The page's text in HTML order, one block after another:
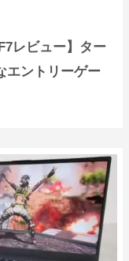
レビュー】ター
エントリーゲー